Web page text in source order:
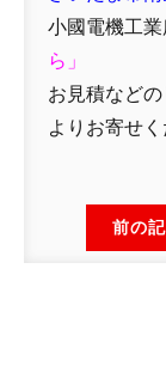
小國電機工
ら」
お見積など
よりお寄せ
前の